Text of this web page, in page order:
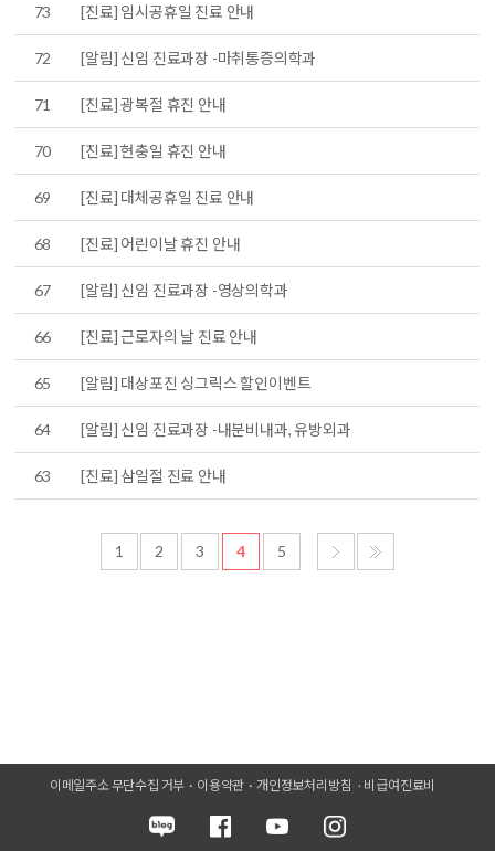
73 [진료] 임시공휴일 진료 안내
72 [알림] 신임 진료과장 -마취통증의학과
71 [진료] 광복절 휴진 안내
70 [진료] 현충일 휴진 안내
69 [진료] 대체공휴일 진료 안내
68 [진료] 어린이날 휴진 안내
67 [알림] 신임 진료과장 -영상의학과
66 [진료] 근로자의 날 진료 안내
65 [알림] 대상포진 싱그릭스 할인이벤트
64 [알림] 신임 진료과장 -내분비내과, 유방외과
63 [진료] 삼일절 진료 안내
1 2 3 4 5
이메일주소 무단수집 거부 이용약관 개인정보처리방침 비급여진료비